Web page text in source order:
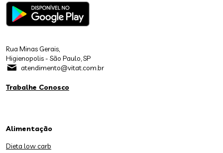
Rua Minas Gerais,
Higienopolis - São Paulo, SP
atendimento@vitat.com.br
Trabalhe Conosco
Alimentação
Dieta low carb